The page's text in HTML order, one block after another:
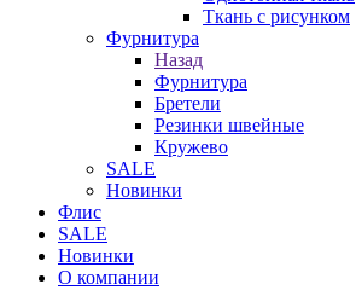
Ткань с рисунком
Фурнитура
Назад
Фурнитура
Бретели
Резинки швейные
Кружево
SALE
Новинки
Флис
SALE
Новинки
О компании